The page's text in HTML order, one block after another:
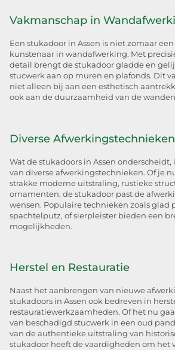
Vakmanschap in
Een stukadoor in Assen is niet zomaar
kunstenaar in wandafwerking. Met
detail brengt de stukadoor gladde en
stucwerk aan op muren en plafonds. Dit
niet alleen bij aan een esthetisch
ook aan de duurzaamheid van de
Diverse Afwerkingstechnieken
Wat de stukadoors in Assen
van diverse afwerkingstechnieken. Of je
strakke moderne uitstraling, rustieke
ornamenten, de stukadoor past de
wensen. Populaire technieken zoals glad
spachtelputz, of sierpleister bieden een
mogelijkheden.
Herstel en Restauratie
Naast het aanbrengen van nieuwe
stukadoors in Assen ook bedreven in
restauratiewerkzaamheden. Of het nu
van beschadigd stucwerk in een oud
van de authentieke uitstraling van
stukadoor heeft de vaardigheden om het